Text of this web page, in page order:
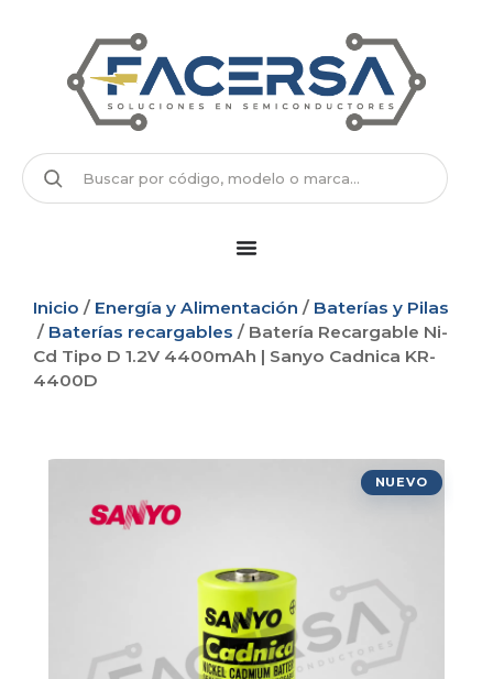
Inicio / Energía y Alimentación / Baterías y Pilas
/ Baterías recargables / Batería Recargable Ni-
Cd Tipo D 1.2V 4400mAh | Sanyo Cadnica KR-
4400D